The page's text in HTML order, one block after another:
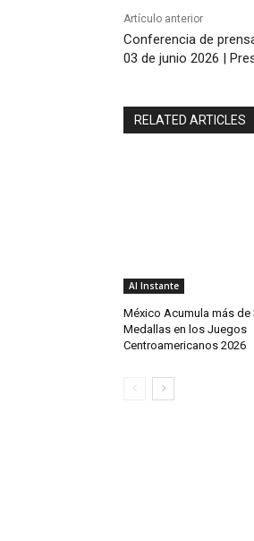
Artículo anterior
Conferencia de
03 de junio 2026 |
RELATED ARTICLES
Al Instante
México Acumula más de
Medallas en los Juegos
Centroamericanos 2026